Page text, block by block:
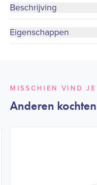
Beschrijving
Eigenschappen
MISSCHIEN VIND
Anderen